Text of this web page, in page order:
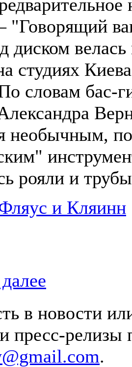
"Говорящий
диском велась
студиях
словам бас-
необычным,
рояли и
и Кляинн
в новости
пресс-релизы
.